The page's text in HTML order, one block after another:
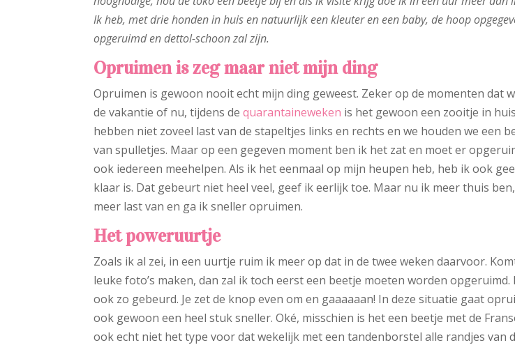
Ik heb, met drie honden in huis en natuurlijk een kleuter en een baby, de hoop
opgeruimd en dettol-schoon zal zijn.
Opruimen is zeg maar niet mijn ding
Opruimen is gewoon nooit echt mijn ding geweest. Zeker op de momenten dat
de vakantie of nu, tijdens dequarantaineweken is het gewoon een zooitje in
hebben niet zoveel last van de stapeltjes links en rechts en we houden we een
van spulletjes. Maar op een gegeven moment ben ik het zat en moet er
ook iedereen meehelpen. Als ik het eenmaal op mijn heupen heb, heb ik ook
klaar is. Dat gebeurt niet heel veel, geef ik eerlijk toe. Maar nu ik meer thuis
meer last van en ga ik sneller opruimen.
Het poweruurtje
Zoals ik al zei, in een uurtje ruim ik meer op dat in de twee weken daarvoor.
leuke foto’s maken, dan zal ik toch eerst een beetje moeten worden opgeruimd.
ook zo gebeurd. Je zet de knop even om en gaaaaaan! In deze situatie gaat
ook gewoon een heel stuk sneller. Oké, misschien is het een beetje met de
ook echt niet het type voor dat wekelijk met een tandenborstel alle randjes van